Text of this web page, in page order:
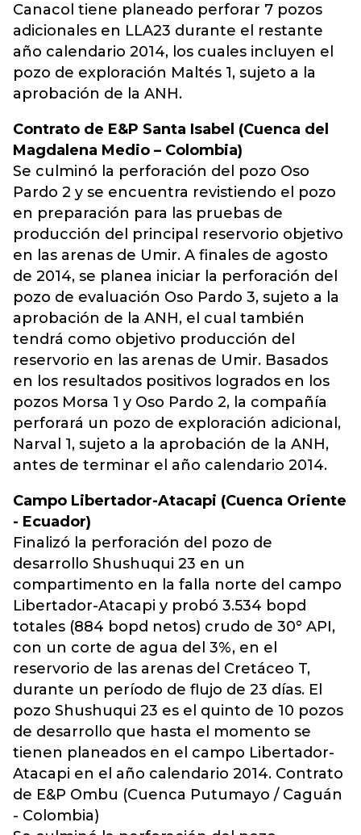
Canacol tiene planeado perforar 7 pozos
adicionales en LLA23 durante el restante
año calendario 2014, los cuales incluyen el
pozo de exploración Maltés 1, sujeto a la
aprobación de la ANH.
Contrato de E&P Santa Isabel (Cuenca del
Magdalena Medio – Colombia)
Se culminó la perforación del pozo Oso
Pardo 2 y se encuentra revistiendo el pozo
en preparación para las pruebas de
producción del principal reservorio objetivo
en las arenas de Umir. A finales de agosto
de 2014, se planea iniciar la perforación del
pozo de evaluación Oso Pardo 3, sujeto a la
aprobación de la ANH, el cual también
tendrá como objetivo producción del
reservorio en las arenas de Umir. Basados
en los resultados positivos logrados en los
pozos Morsa 1 y Oso Pardo 2, la compañía
perforará un pozo de exploración adicional,
Narval 1, sujeto a la aprobación de la ANH,
antes de terminar el año calendario 2014.
Campo Libertador-Atacapi (Cuenca Oriente
- Ecuador)
Finalizó la perforación del pozo de
desarrollo Shushuqui 23 en un
compartimento en la falla norte del campo
Libertador-Atacapi y probó 3.534 bopd
totales (884 bopd netos) crudo de 30° API,
con un corte de agua del 3%, en el
reservorio de las arenas del Cretáceo T,
durante un período de flujo de 23 días. El
pozo Shushuqui 23 es el quinto de 10 pozos
de desarrollo que hasta el momento se
tienen planeados en el campo Libertador-
Atacapi en el año calendario 2014. Contrato
de E&P Ombu (Cuenca Putumayo / Caguán
- Colombia)